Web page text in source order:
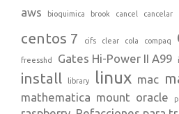
aws bioquimica brook cancel cancelar
centos 7 cifs clear cola compaq
freesshd Gates Hi-Power II A99
install library linux mac
mathematica mount oracle